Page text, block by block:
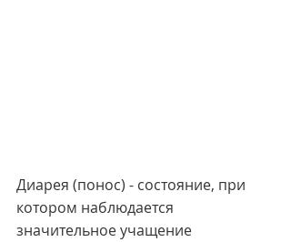
Диарея (понос) - состояние, при
котором наблюдается
значительное учащение